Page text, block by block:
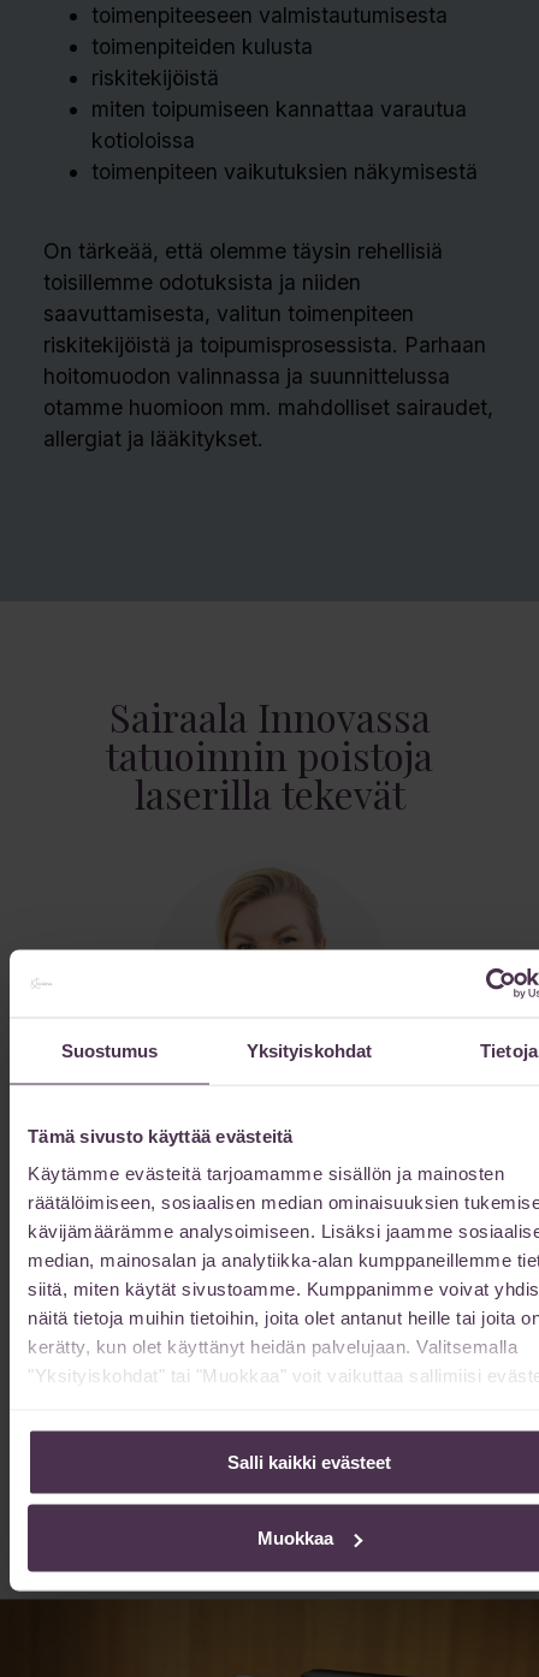
Suostumus Yksityiskohdat Tietoja
Tämä sivusto käyttää evästeitä
Käytämme evästeitä tarjoamamme sisällön ja mainosten
räätälöimiseen, sosiaalisen median ominaisuuksien
kävijämäärämme analysoimiseen. Lisäksi jaamme
median, mainosalan ja analytiikka-alan kumppaneillemme
siitä, miten käytät sivustoamme. Kumppanimme voivat
näitä tietoja muihin tietoihin, joita olet antanut heille tai joita
kerätty, kun olet käyttänyt heidän palvelujaan. Valitsemalla
"Yksityiskohdat" tai "Muokkaa" voit vaikuttaa sallimiisi
Salli kaikki evästeet
Muokkaa
toimenpiteeseen valmistautumisesta
toimenpiteiden kulusta
riskitekijöistä
miten toipumiseen kannattaa varautua
kotioloissa
toimenpiteen vaikutuksien näkymisestä
On tärkeää, että olemme täysin rehellisiä
toisillemme odotuksista ja niiden
saavuttamisesta, valitun toimenpiteen
riskitekijöistä ja toipumisprosessista. Parhaan
hoitomuodon valinnassa ja suunnittelussa
otamme huomioon mm. mahdolliset sairaudet,
allergiat ja lääkitykset.
Sairaala Innovassa
tatuoinnin poistoja
laserilla tekevät
Hanne-Riikka Minkkinen
sairaanhoitaja
Ensimmäinen hoitokerta voidaan tehdä jo
samalla vastaanottokäynnillä hoitoarvion
tekemisen yhteydessä; 30 minuutin
Varaa tästä aika vastaanotolle